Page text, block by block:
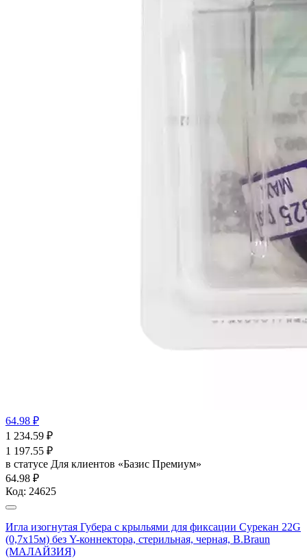
64.98 ₽
1 234.59 ₽
1 197.55 ₽
в статусе Для клиентов «Базис Премиум»
64.98 ₽
Код: 24625
Игла изогнутая Губера с крыльями для фиксации Сурекан 22G
(0,7х15м) без Y-коннектора, стерильная, черная, B.Braun
(МАЛАЙЗИЯ)